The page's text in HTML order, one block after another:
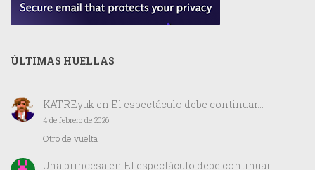
ÚLTIMAS HUELLAS
KATREyuk en El espectáculo debe continuar…
4 de febrero de 2026
Otro de vuelta
Una princesaen El espectáculo debe continuar…